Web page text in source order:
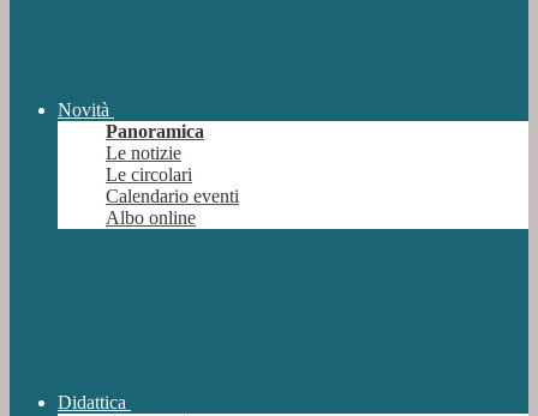
Novità
Panoramica
Le notizie
Le circolari
Calendario eventi
Albo online
Didattica